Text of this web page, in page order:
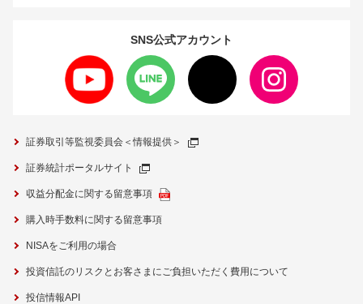
SNS公式アカウント
証券取引等監視委員会＜情報提供＞
証券統計ポータルサイト
収益分配金に関する留意事項
購入時手数料に関する留意事項
NISAをご利用の場合
投資信託のリスクとお客さまにご負担いただく費用について
投信情報API